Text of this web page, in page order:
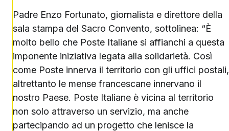
Padre Enzo Fortunato, giornalista e direttore della
sala stampa del Sacro Convento, sottolinea: “È
molto bello che Poste Italiane si affianchi a questa
imponente iniziativa legata alla solidarietà. Così
come Poste innerva il territorio con gli uffici postali,
altrettanto le mense francescane innervano il
nostro Paese. Poste Italiane è vicina al territorio
non solo attraverso un servizio, ma anche
partecipando ad un progetto che lenisce la